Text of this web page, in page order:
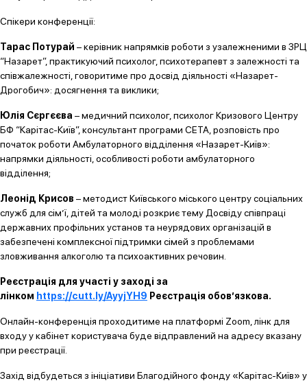
Спікери конференції:
Тарас Потурай – керівник напрямків роботи з узалежненими в ЗРЦ
“Назарет”, практикуючий психолог, психотерапевт з залежності та
співжалежності, говоритиме про досвід діяльності «Назарет-
Дрогобич»: досягнення та виклики;
Юлія Сєргєєва – медичний психолог, психолог Кризового Центру
БФ “Карітас-Київ”, консультант програми СЕТА, розповість про
початок роботи Амбулаторного відділення «Назарет-Київ»:
напрямки діяльності, особливості роботи амбулаторного
відділення;
Леонід Крисов – методист Київського міського центру соціальних
служб для сім’ї, дітей та молоді розкриє тему Досвіду співпраці
державних профільних установ та неурядових організацій в
забезпечені комплексної підтримки сімей з проблемами
зловживання алкоголю та психоактивних речовин.
Реєстрація для участі у заході за
лінком https://cutt.ly/AyyjYH9 Реєстрація обов’язкова.
Онлайн-конференція проходитиме на платформі Zoom, лінк для
входу у кабінет користувача буде відправлений на адресу вказану
при реєстрації.
Захід відбудеться з ініціативи Благодійного фонду «Карітас-Київ» у